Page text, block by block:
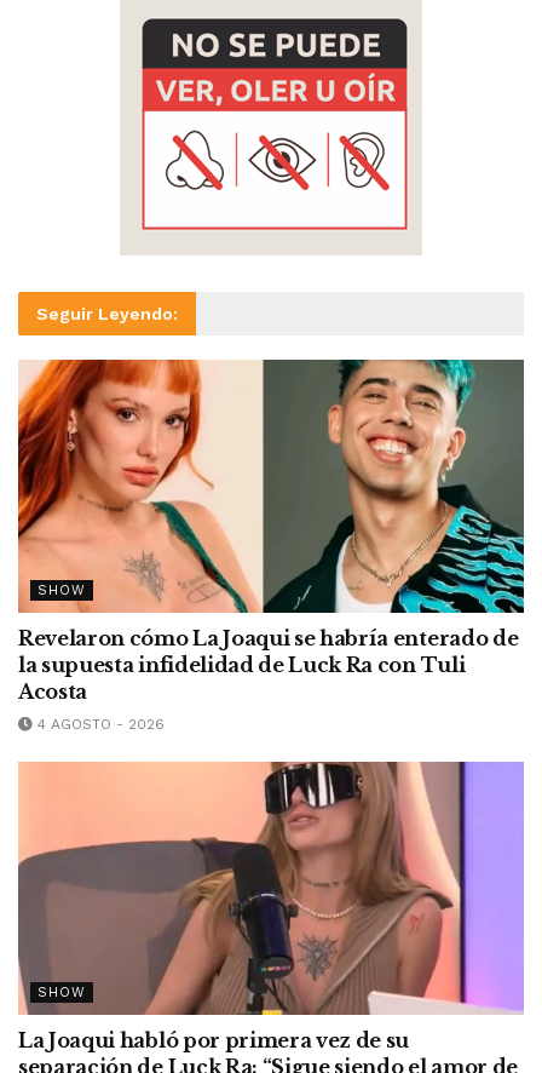
Seguir Leyendo:
SHOW
Revelaron cómo La Joaqui se habría enterado de
la supuesta infidelidad de Luck Ra con Tuli
Acosta
4 AGOSTO - 2026
SHOW
La Joaqui habló por primera vez de su
separación de Luck Ra: “Sigue siendo el amor de